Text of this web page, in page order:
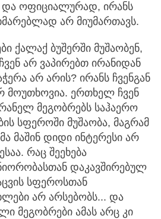
და ოფიციალურად, ირანს
არ მიუმართავს.
ქალაქ ბუშერში მუშაობენ,
არ ვაპირებთ ირანიდან
არ არის? ირანს ჩვენგან
მოუთხოვია. ერთხელ ჩვენ
მეგობრებს საჰაერო
სფეროში მუშაობა, მაგრამ
მაშინ დიდი ინტერესი არ
რაც შეეხება
დაკავშირებულ
სფეროსთან
არ არსებობს... და
მეგობრები ამას არც კი